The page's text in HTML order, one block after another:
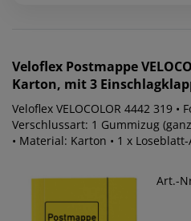
Veloflex Postmappe
Karton, mit 3
Veloflex VELOCOLOR 4442 319 •
Verschlussart: 1 Gummizug
• Material: Karton • 1 x
Art.-